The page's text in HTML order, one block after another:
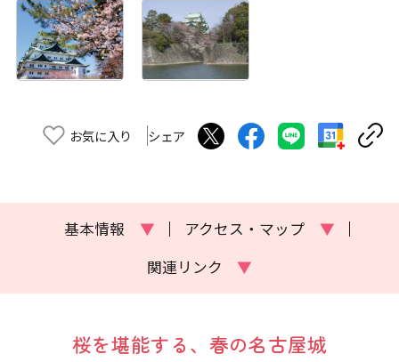
お気に入り シェア
基本情報 ▼ アクセス・マップ
▼
関連リンク
▼
桜を堪能する、春の名古屋城